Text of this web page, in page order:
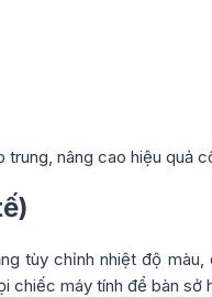
nâng cao hiệu quả
tùy chỉnh nhiệt độ
chiếc máy tính để bàn sở